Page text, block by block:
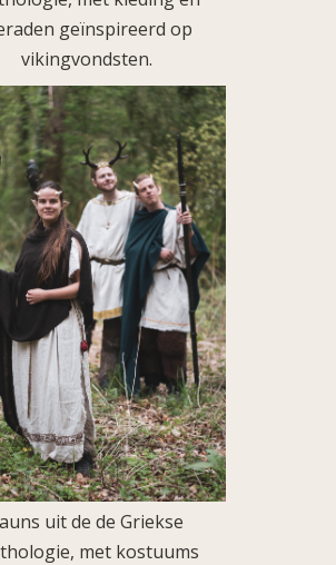
geïnspireerd op
vikingvondsten.
uit de de Griekse
met kostuums